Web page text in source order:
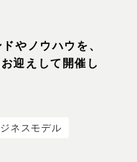
やノウハウを、
迎えして開催し
ネスモデル